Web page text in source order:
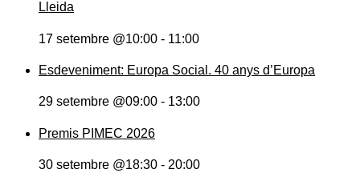
Lleida
17 setembre @10:00 - 11:00
Esdeveniment: Europa Social. 40 anys d’Europa
29 setembre @09:00 - 13:00
Premis PIMEC 2026
30 setembre @18:30 - 20:00